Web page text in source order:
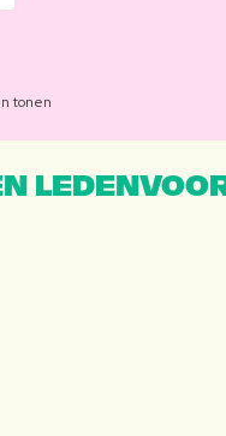
tonen